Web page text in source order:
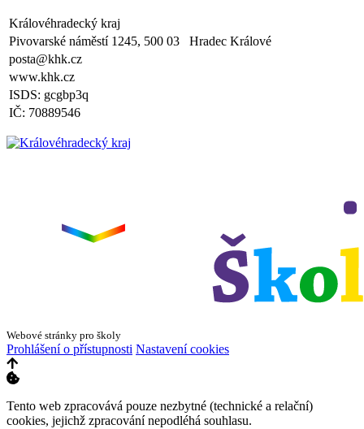
Zveřejněno: 8.4.2025
Třídní schůzky dne 8. 4. 2025 od 13 - 16 hodin
Královéhradecký kraj
Pivovarské náměstí 1245, 500 03 Hradec Králové
posta@khk.cz
www.khk.cz
ISDS: gcgbp3q
IČ: 70889546
Webové stránky pro školy
Prohlášení o přístupnosti Nastavení cookies
Tento web zpracovává pouze nezbytné (technické a relační)
cookies, jejichž zpracování nepodléhá souhlasu.